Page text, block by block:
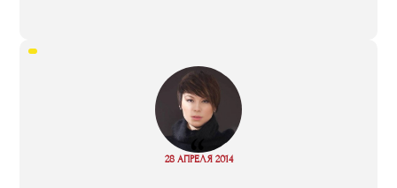
“
28 АПРЕЛЯ 2014
Read